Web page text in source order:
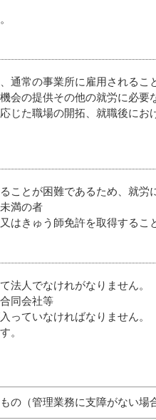
通常の事業所に雇用されるこ
会の提供その他の就労に必要
じた職場の開拓、就職後にお
とが困難であるため、就労
満の者
はきゅう師免許を取得するこ
法人でなけれがなりません。
同会社等
っていなければなりません。
。
管理業務に支障がない場合